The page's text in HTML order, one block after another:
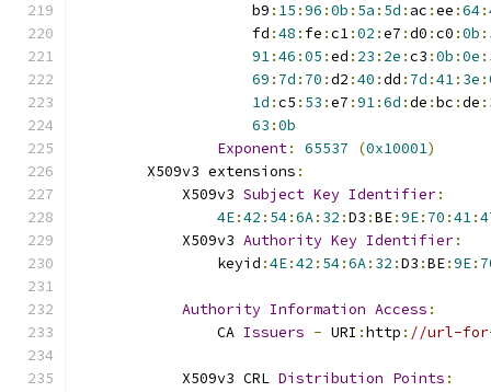
                    b9
: 15 :96 :0b : 5a : 5d : ac :ee :64:
                    fd
:48 : fe :c1:02 :e7 :d0 :c0 :0b :
91:46 :05 :ed : 23 : 2e :c3 :0b :0e :
69 : 7d : 70 :d2 :40 :dd : 7d :41: 3e :
1d :c5 : 53 :e7 :91:6d :de :bc :de :
63 :0b
Exponent: 65537 (0x10001)
        X509v3 extensions
:
            X509v3
Subject Key Identifier:
4E:42 : 54:6A: 32 :D3 :BE:9E: 70 :41:
            X509v3
Authority Key Identifier:
                keyid
:4E:42 : 54:6A: 32 :D3 :BE:9E:
Authority Information Access :
                CA
Issuers - URI :http : //url-
            X509v3 CRL
Distribution Points :